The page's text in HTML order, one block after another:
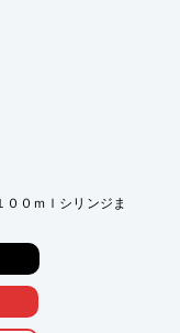
０ｍｌシリンジま